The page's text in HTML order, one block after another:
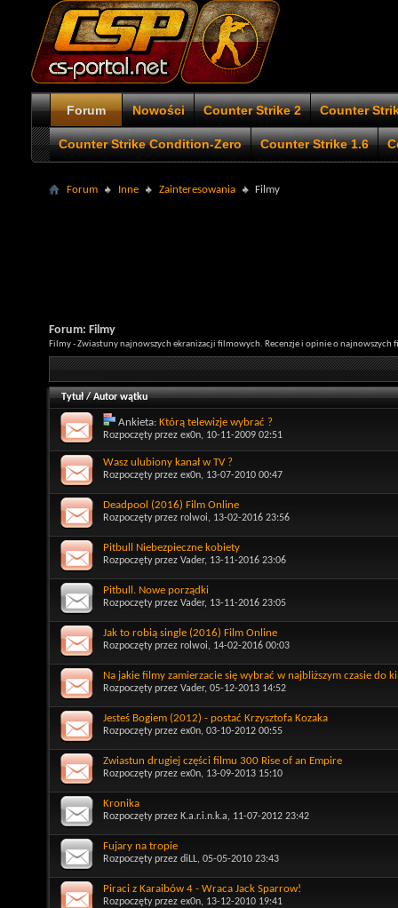
Forum Nowości Counter Strike 2 Counter
Counter Strike Condition-Zero Counter Strike 1.6
Forum Inne Zainteresowania Filmy
Forum: Filmy
Filmy - Zwiastuny najnowszych ekranizacji filmowych. Recenzje i opinie o najnowszych
Tytuł/Autor wątku
Ankieta: Którą telewizje wybrać ?
Rozpoczęty przez ex0n, 10-11-2009 02:51
Wasz ulubiony kanał w TV ?
Rozpoczęty przez ex0n, 13-07-2010 00:47
Deadpool (2016) Film Online
Rozpoczęty przez rolwoi, 13-02-2016 23:56
Pitbull Niebezpieczne kobiety
Rozpoczęty przez Vader, 13-11-2016 23:06
Pitbull. Nowe porządki
Rozpoczęty przez Vader, 13-11-2016 23:05
Jak to robią single (2016) Film Online
Rozpoczęty przez rolwoi, 14-02-2016 00:03
Na jakie filmy zamierzacie się wybrać w najbliższym czasie do
Rozpoczęty przez Vader, 05-12-2013 14:52
Jesteś Bogiem (2012) - postać Krzysztofa Kozaka
Rozpoczęty przez ex0n, 03-10-2012 00:55
Zwiastun drugiej części filmu 300 Rise of an Empire
Rozpoczęty przez ex0n, 13-09-2013 15:10
Kronika
Rozpoczęty przez K.a.r.i.n.k.a, 11-07-2012 23:42
Fujary na tropie
Rozpoczęty przez diLL, 05-05-2010 23:43
Piraci z Karaibów 4 - Wraca Jack Sparrow!
Rozpoczęty przez ex0n, 13-12-2010 19:41